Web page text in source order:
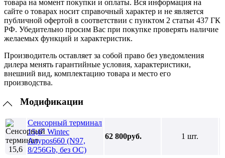
товара на момент покупки и оплаты. Вся информация на
сайте о товарах носит справочный характер и не является
публичной офертой в соответствии с пунктом 2 статьи 437 ГК
РФ. Убедительно просим Вас при покупке проверять наличие
желаемых функций и характеристик.
Производитель оставляет за собой право без уведомления
дилера менять гарантийные условия, характеристики,
внешний вид, комплектацию товара и место его
производства.
Модификации
Сенсорный терминал
15,6" Wintec
Anypos660 (N97,
8/256Gb, без ОС)
62 800руб. 1 шт.